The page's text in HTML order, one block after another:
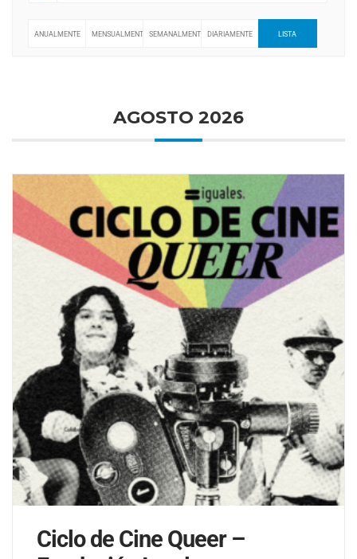
ANUALMENTE MENSUALMENTE SEMANALMENTE DIARIAMENTE LISTA
AGOSTO 2026
Ciclo de Cine Queer –